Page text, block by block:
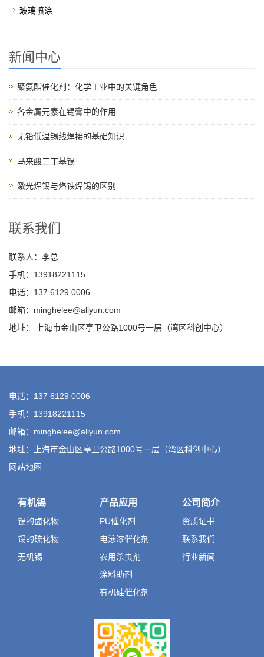
玻璃喷涂
新闻中心
聚氨酯催化剂：化学工业中的关键角色
各金属元素在锡膏中的作用
无铅低温锡线焊接的基础知识
马来酸二丁基锡
激光焊锡与烙铁焊锡的区别
联系我们
联系人：李总
手机：13918221115
电话：137 6129 0006
邮箱：minghelee@aliyun.com
地址： 上海市金山区亭卫公路1000号一层（湾区科创中心）
电话：137 6129 0006
手机：13918221115
邮箱：minghelee@aliyun.com
地址：上海市金山区亭卫公路1000号一层（湾区科创中心）
网站地图
有机锡
锡的卤化物
锡的硫化物
无机锡
产品应用
PU催化剂
电泳漆催化剂
农用杀虫剂
涂料助剂
有机硅催化剂
公司简介
资质证书
联系我们
行业新闻